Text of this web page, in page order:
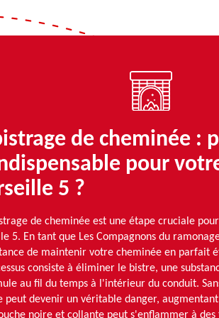
de cheminée :
pour
5 ?
de cheminée est une étape cruciale
5. En tant que Les Compagnons du
de maintenir votre cheminée en parfait
consiste à éliminer le bistre, une
au fil du temps à l'intérieur du conduit.
peut devenir un véritable danger,
noire et collante peut s'enflammer à